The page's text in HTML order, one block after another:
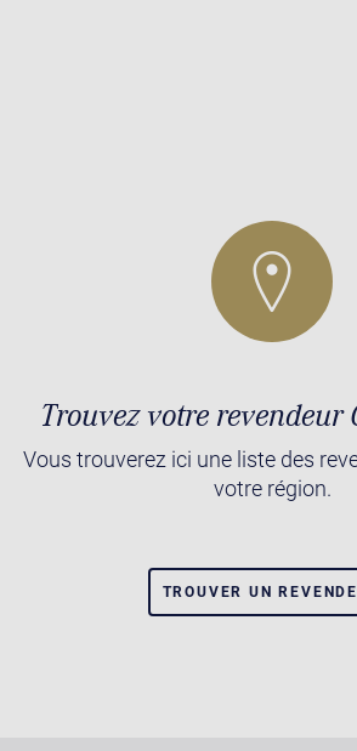
Trouvez votre revendeur
Vous trouverez ici une liste des
votre région.
TROUVER UN